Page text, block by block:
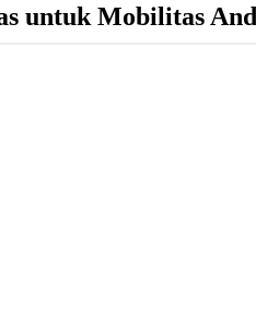
untuk Mobilitas